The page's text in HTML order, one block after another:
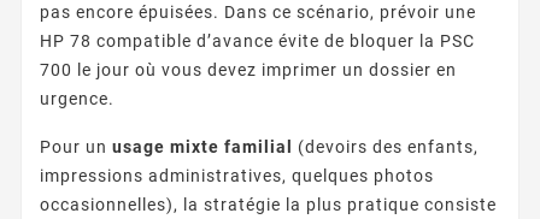
pas encore épuisées. Dans ce scénario, prévoir une
HP 78 compatible d’avance évite de bloquer la PSC
700 le jour où vous devez imprimer un dossier en
urgence.
Pour un usage mixte familial
(devoirs des enfants,
impressions administratives, quelques photos
occasionnelles), la stratégie la plus pratique consiste